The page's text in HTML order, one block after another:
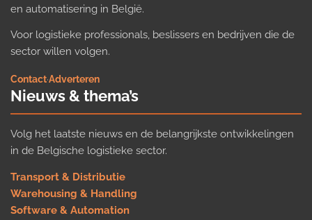
en automatisering in België.
Voor logistieke professionals, beslissers en bedrijven die de
sector willen volgen.
Contact·Adverteren
Nieuws & thema’s
Volg het laatste nieuws en de belangrijkste ontwikkelingen
in de Belgische logistieke sector.
Transport & Distributie
Warehousing & Handling
Software & Automation